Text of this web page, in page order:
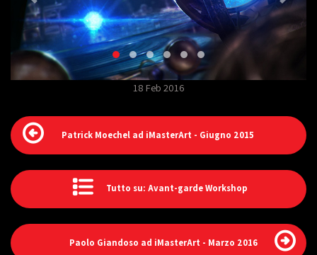
18 Feb 2016
Patrick Moechel ad iMasterArt - Giugno 2015
Tutto su: Avant-garde Workshop
Paolo Giandoso ad iMasterArt - Marzo 2016